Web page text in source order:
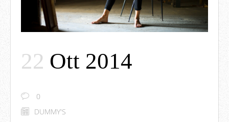
22 Ott 2014
0
DUMMY'S